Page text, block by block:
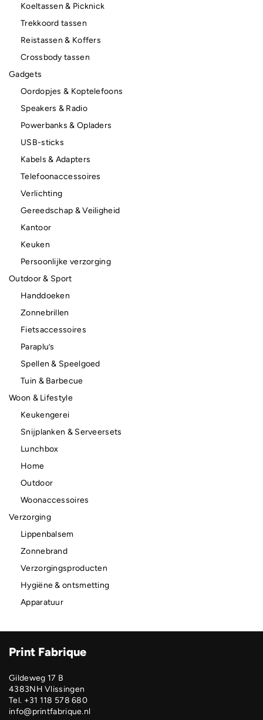
Koeltassen & Picknick
Trekkoord tassen
Reistassen & Koffers
Crossbody tassen
Gadgets
Oordopjes & Koptelefoons
Speakers & Radio
Powerbanks & Opladers
USB-sticks
Kabels & Adapters
Telefoonaccessoires
Verlichting
Gereedschap & Veiligheid
Kantoor
Keuken
Persoonlijke verzorging
Outdoor & Sport
Handdoeken
Zonnebrillen
Fietsaccessoires
Paraplu’s
Spellen & Speelgoed
Tuin & Barbecue
Woon & Lifestyle
Keukengerei
Snijplanken & Serveersets
Lunchbox
Home
Outdoor
Woonaccessoires
Verzorging
Lippenbalsem
Zonnebrand
Verzorgingsproducten
Hygiëne & ontsmetting
Apparatuur
Print Fabrique
Gildeweg 17 B
4383NH Vlissingen
Tel. +31 118 578 680
info@printfabrique.nl